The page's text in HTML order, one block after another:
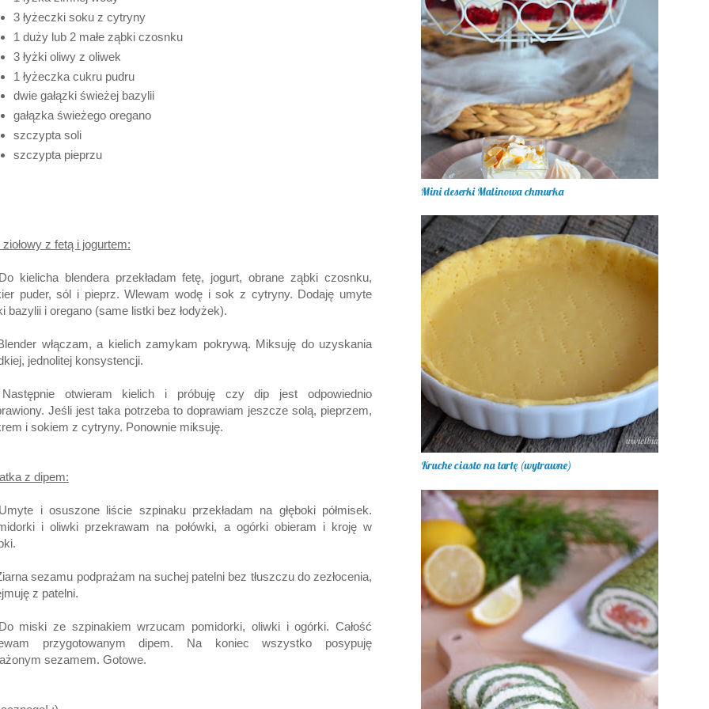
3 łyżeczki soku z cytryny
1 duży lub 2 małe ząbki czosnku
3 łyżki oliwy z oliwek
1 łyżeczka cukru pudru
dwie gałązki świeżej bazylii
gałązka świeżego oregano
szczypta soli
szczypta pieprzu
ziołowy z fetą i jogurtem:
kielicha blendera przekładam fetę, jogurt, obrane ząbki czosnku,
puder, sól i pieprz. Wlewam wodę i sok z cytryny. Dodaję umyte
bazylii i oregano (same listki bez łodyżek).
włączam, a kielich zamykam pokrywą. Miksuję do uzyskania
jednolitej konsystencji.
otwieram kielich i próbuję czy dip jest odpowiednio
Jeśli jest taka potrzeba to doprawiam jeszcze solą, pieprzem,
i sokiem z cytryny. Ponownie miksuję.
z dipem:
i osuszone liście szpinaku przekładam na głęboki półmisek.
i oliwki przekrawam na połówki, a ogórki obieram i kroję w
sezamu podprażam na suchej patelni bez tłuszczu do zezłocenia,
z patelni.
miski ze szpinakiem wrzucam pomidorki, oliwki i ogórki. Całość
przygotowanym dipem. Na koniec wszystko posypuję
sezamem. Gotowe.
Mini deserki Malinowa chmurka
Kruche ciasto na tartę (wytrawne)